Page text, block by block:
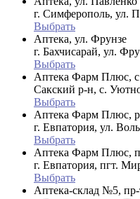
г. Симферополь, ул.
Выбрать
Аптека, ул. Фрунзе
г. Бахчисарай, ул.
Выбрать
Аптека Фарм Плюс,
Сакский р-н, с.
Выбрать
Аптека Фарм Плюс,
г. Евпатория, ул.
Выбрать
Аптека Фарм Плюс,
г. Евпатория, пгт.
Выбрать
Аптека-склад №5,